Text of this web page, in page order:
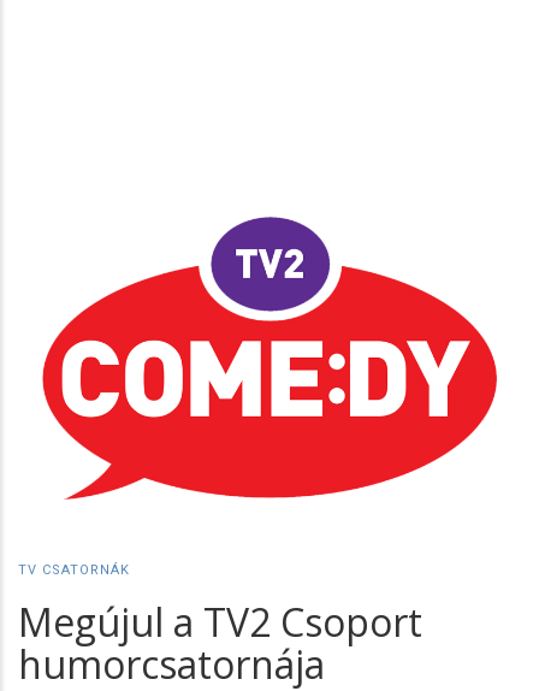
TV CSATORNÁK
Megújul a TV2 Csoport
humorcsatornája